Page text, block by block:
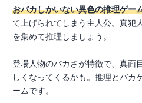
おバカしかいない異色の推理ゲー
て上げられてしまう主人公。真犯
を集めて推理しましょう。
登場人物のバカさが特徴で、真面
しくなってくるかも。推理とバカ
ームです。